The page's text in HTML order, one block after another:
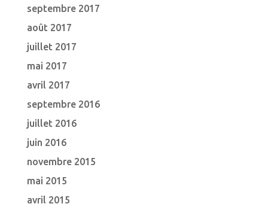
septembre 2017
août 2017
juillet 2017
mai 2017
avril 2017
septembre 2016
juillet 2016
juin 2016
novembre 2015
mai 2015
avril 2015